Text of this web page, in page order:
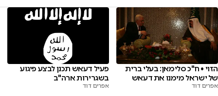
הזוי • ח"כ סלימאן: בעלי ברית
של ישראל מימנו את דעאש
אפרים דוד
פעיל דעאש תכנן לבצע פיגוע
בשגרירות ארה"ב
אפרים דוד